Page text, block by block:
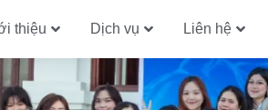
thiệu Dịch vụ Liên hệ